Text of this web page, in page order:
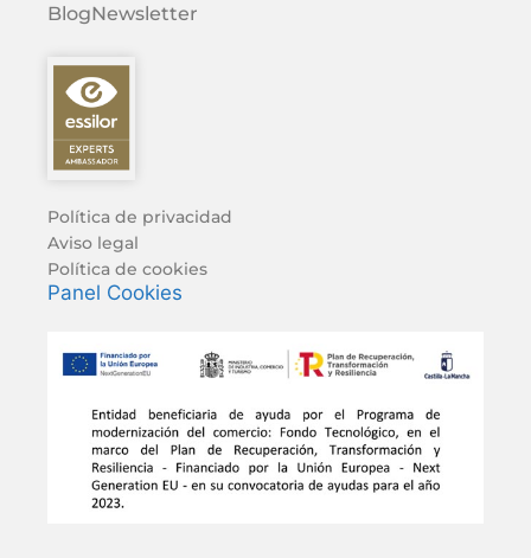
BlogNewsletter
Política de privacidad
Aviso legal
Política de cookies
Panel Cookies